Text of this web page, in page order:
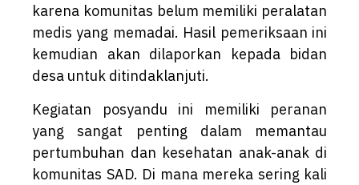
karena komunitas belum memiliki peralatan
medis yang memadai. Hasil pemeriksaan ini
kemudian akan dilaporkan kepada bidan
desa untuk ditindaklanjuti.
Kegiatan posyandu ini memiliki peranan
yang sangat penting dalam memantau
pertumbuhan dan kesehatan anak-anak di
komunitas SAD. Di mana mereka sering kali